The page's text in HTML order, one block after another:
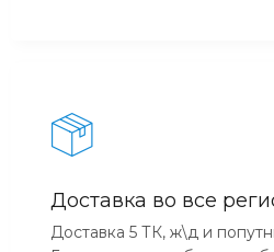
Доставка во все
Доставка 5 ТК, ж\д и